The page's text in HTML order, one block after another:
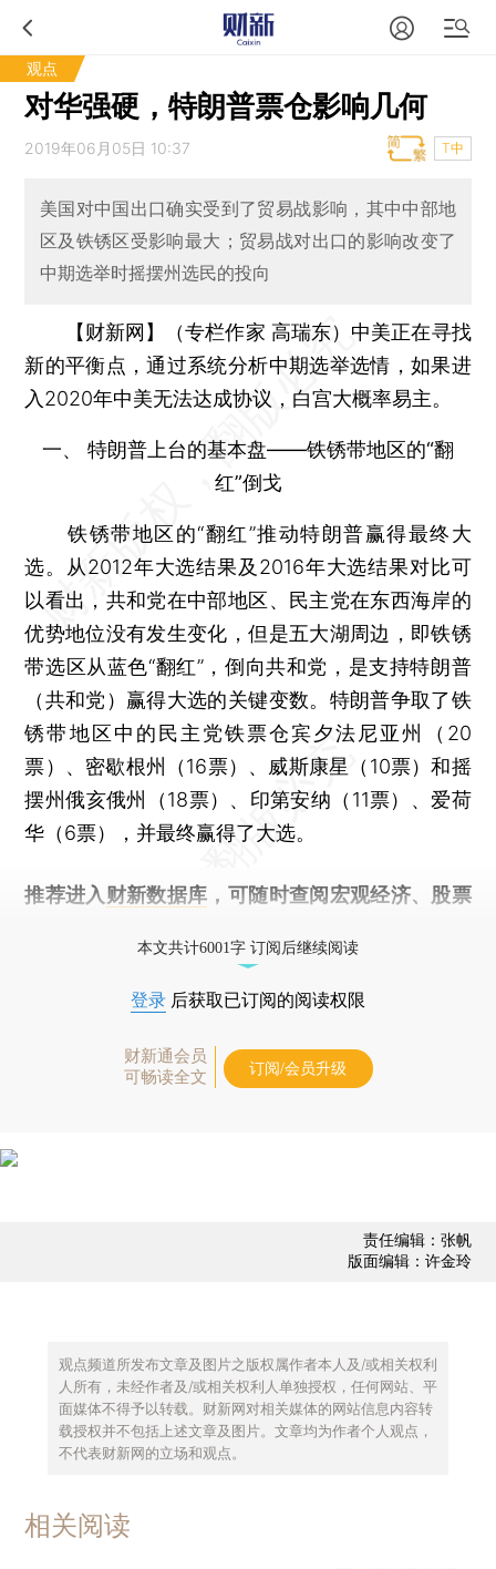
观点
对华强硬，特朗普票仓影响几何
2019年06月05日 10:37 T中
美国对中国出口确实受到了贸易战影响，其中中部地
区及铁锈区受影响最大；贸易战对出口的影响改变了
中期选举时摇摆州选民的投向
【财新网】（专栏作家 高瑞东） 中美正在寻找
新的平衡点，通过系统分析中期选举选情，如果进
入2020年中美无法达成协议，白宫大概率易主。
一、 特朗普上台的基本盘——铁锈带地区的“翻
红”倒戈
铁锈带地区的“翻红”推动特朗普赢得最终大
选。从2012年大选结果及2016年大选结果对比可
以看出，共和党在中部地区、民主党在东西海岸的
优势地位没有发生变化，但是五大湖周边，即铁锈
带选区从蓝色“翻红”，倒向共和党，是支持特朗普
（共和党）赢得大选的关键变数。特朗普争取了铁
锈带地区中的民主党铁票仓宾夕法尼亚州（20
票）、密歇根州（16票）、威斯康星（10票）和摇
摆州俄亥俄州（18票）、印第安纳（11票）、爱荷
华（6票），并最终赢得了大选。
推荐进入 财新数据库 ，可随时查阅宏观经济、股票
本文共计6001字 订阅后继续阅读
登录 后获取已订阅的阅读权限
财新通会员
可畅读全文
订阅/会员升级
责任编辑：张帆
版面编辑：许金玲
观点频道所发布文章及图片之版权属作者本人及/或相关权利
人所有，未经作者及/或相关权利人单独授权，任何网站、平
面媒体不得予以转载。财新网对相关媒体的网站信息内容转
载授权并不包括上述文章及图片。文章均为作者个人观点，
不代表财新网的立场和观点。
相关阅读